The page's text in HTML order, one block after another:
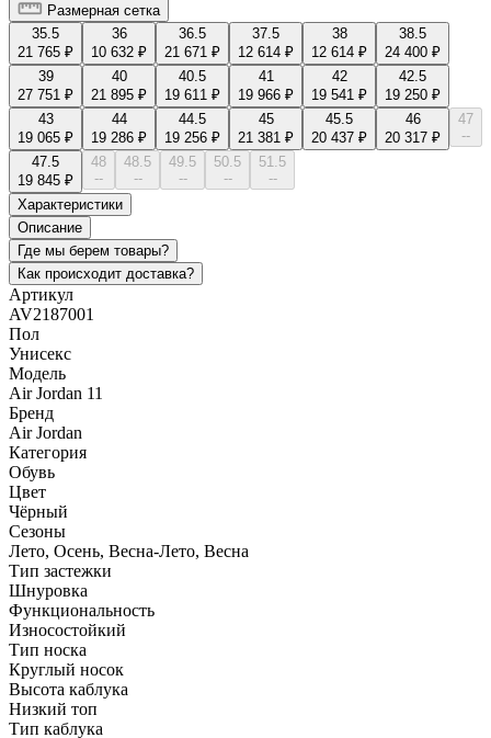
Размерная сетка
35.5
21 765 ₽
36
10 632 ₽
36.5
21 671 ₽
37.5
12 614 ₽
38
12 614 ₽
38.5
24 400 ₽
39
27 751 ₽
40
21 895 ₽
40.5
19 611 ₽
41
19 966 ₽
42
19 541 ₽
42.5
19 250 ₽
43
19 065 ₽
44
19 286 ₽
44.5
19 256 ₽
45
21 381 ₽
45.5
20 437 ₽
46
20 317 ₽
47
--
47.5
19 845 ₽
48
--
48.5
--
49.5
--
50.5
--
51.5
--
Характеристики
Описание
Где мы берем товары?
Как происходит доставка?
Артикул
AV2187001
Пол
Унисекс
Модель
Air Jordan 11
Бренд
Air Jordan
Категория
Обувь
Цвет
Чёрный
Сезоны
Лето, Осень, Весна-Лето, Весна
Тип застежки
Шнуровка
Функциональность
Износостойкий
Тип носка
Круглый носок
Высота каблука
Низкий топ
Тип каблука